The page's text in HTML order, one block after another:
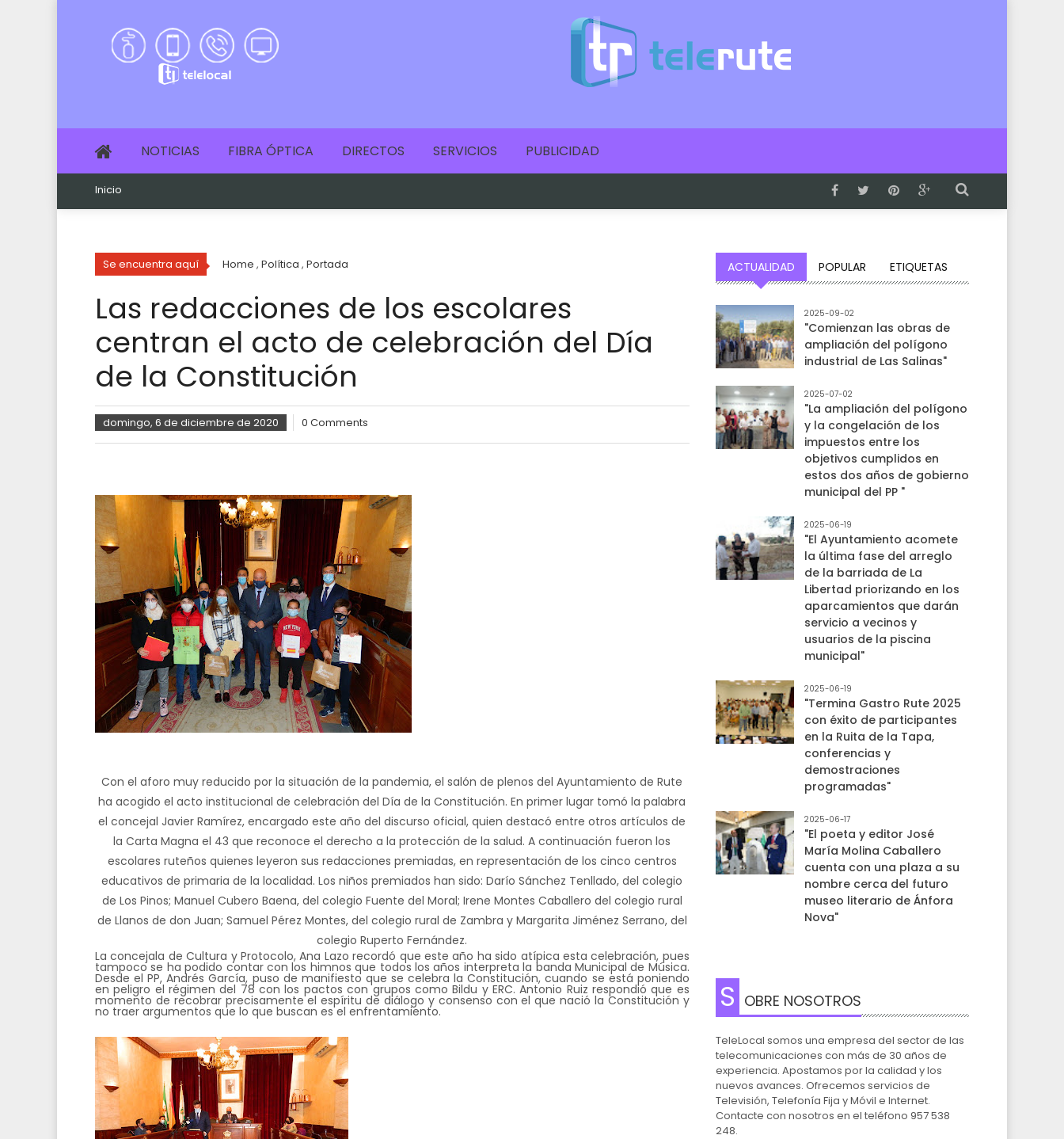
NOTICIAS FIBRA ÓPTICA DIRECTOS SERVICIOS PUBLICIDAD
Inicio
Se encuentra aquí Home , Política , Portada
Las redacciones de los escolares
centran el acto de celebración del Día
de la Constitución
domingo, 6 de diciembre de 2020 0 Comments
Con el aforo muy reducido por la situación de la pandemia, el salón de plenos del Ayuntamiento de Rute
ha acogido el acto institucional de celebración del Día de la Constitución. En primer lugar tomó la palabra
el concejal Javier Ramírez, encargado este año del discurso oficial, quien destacó entre otros artículos de
la Carta Magna el 43 que reconoce el derecho a la protección de la salud. A continuación fueron los
escolares ruteños quienes leyeron sus redacciones premiadas, en representación de los cinco centros
educativos de primaria de la localidad. Los niños premiados han sido: Darío Sánchez Tenllado, del colegio
de Los Pinos; Manuel Cubero Baena, del colegio Fuente del Moral; Irene Montes Caballero del colegio rural
de Llanos de don Juan; Samuel Pérez Montes, del colegio rural de Zambra y Margarita Jiménez Serrano, del
colegio Ruperto Fernández.
La concejala de Cultura y Protocolo, Ana Lazo recordó que este año ha sido atípica esta celebración, pues
tampoco se ha podido contar con los himnos que todos los años interpreta la banda Municipal de Música.
Desde el PP, Andrés García, puso de manifiesto que se celebra la Constitución, cuando se está poniendo
en peligro el régimen del 78 con los pactos con grupos como Bildu y ERC. Antonio Ruiz respondió que es
momento de recobrar precisamente el espíritu de diálogo y consenso con el que nació la Constitución y
no traer argumentos que lo que buscan es el enfrentamiento.
ACTUALIDAD POPULAR ETIQUETAS
2025-09-02
"Comienzan las obras de
ampliación del polígono
industrial de Las Salinas"
2025-07-02
"La ampliación del polígono
y la congelación de los
impuestos entre los
objetivos cumplidos en
estos dos años de gobierno
municipal del PP "
2025-06-19
"El Ayuntamiento acomete
la última fase del arreglo
de la barriada de La
Libertad priorizando en los
aparcamientos que darán
servicio a vecinos y
usuarios de la piscina
municipal"
2025-06-19
"Termina Gastro Rute 2025
con éxito de participantes
en la Ruita de la Tapa,
conferencias y
demostraciones
programadas"
2025-06-17
"El poeta y editor José
María Molina Caballero
cuenta con una plaza a su
nombre cerca del futuro
museo literario de Ánfora
Nova"
S OBRE NOSOTROS
TeleLocal somos una empresa del sector de las
telecomunicaciones con más de 30 años de
experiencia. Apostamos por la calidad y los
nuevos avances. Ofrecemos servicios de
Televisión, Telefonía Fija y Móvil e Internet.
Contacte con nosotros en el teléfono 957 538
248.